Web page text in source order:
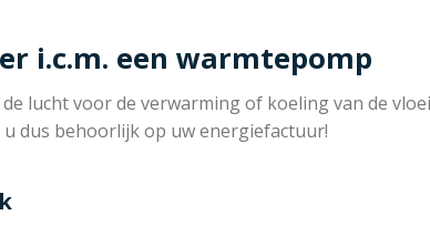
i.c.m. een warmtepomp
lucht voor de verwarming of koeling van de
dus behoorlijk op uw energiefactuur!